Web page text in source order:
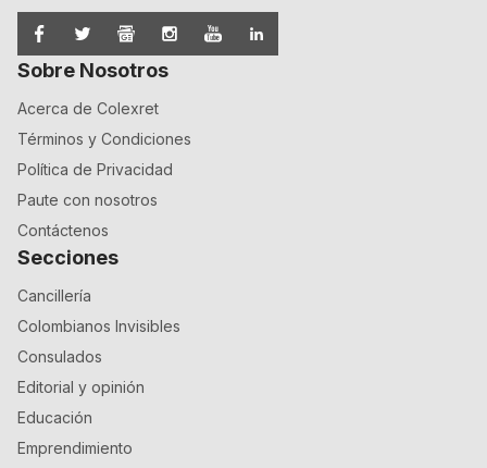
Sobre Nosotros
Acerca de Colexret
Términos y Condiciones
Política de Privacidad
Paute con nosotros
Contáctenos
Secciones
Cancillería
Colombianos Invisibles
Consulados
Editorial y opinión
Educación
Emprendimiento